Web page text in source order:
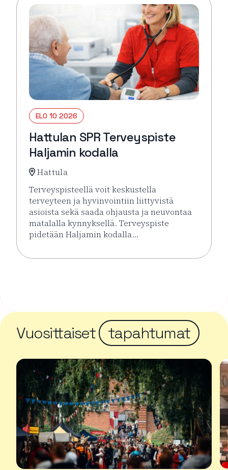
ELO 10 2026
Hattulan SPR Terveyspiste
Haljamin kodalla
Hattula
Terveyspisteellä voit keskustella
terveyteen ja hyvinvointiin liittyvistä
asioista sekä saada ohjausta ja neuvontaa
matalalla kynnyksellä. Terveyspiste
pidetään Haljamin kodalla…
Lue lisää tapahtumasta Hattulan SPR Terveyspiste
Vuosittaiset tapahtumat